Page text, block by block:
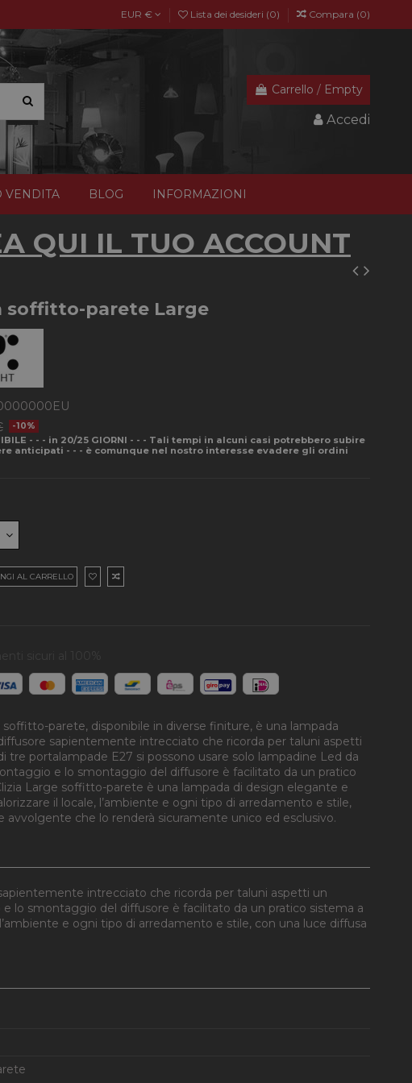
EUR € Lista dei desideri (0) Compara (0)
Carrello / Empty
Accedi
VENDITA BLOG INFORMAZIONI
QUI IL TUO ACCOUNT
soffitto-parete Large
-10%
- - - in 20/25 GIORNI - - - Tali tempi in alcuni casi potrebbero subire
anticipati - - - è comunque nel nostro interesse evadere gli ordini
AL CARRELLO
soffitto-parete, disponibile in diverse finiture, è una lampada
sapientemente intrecciato che ricorda per taluni aspetti
tre portalampade E27 si possono usare solo lampadine Led da
e lo smontaggio del diffusore è facilitato da un pratico
Large soffitto-parete è una lampada di design elegante e
il locale, l’ambiente e ogni tipo di arredamento e stile,
avvolgente che lo renderà sicuramente unico ed esclusivo.
intrecciato che ricorda per taluni aspetti un
lo smontaggio del diffusore è facilitato da un pratico sistema a
e ogni tipo di arredamento e stile, con una luce diffusa